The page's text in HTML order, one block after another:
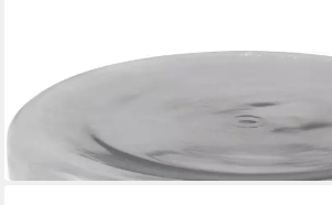
Couchtisch
in 5-6 Werktagen bei dir